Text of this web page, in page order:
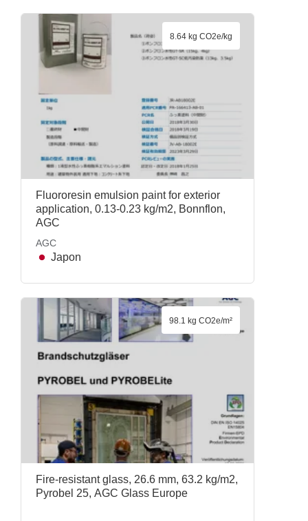
Fluororesin emulsion paint for exterior
application, 0.13-0.23 kg/m2, Bonnflon,
AGC
AGC
Japon
8.64 kg CO2e/kg
Fire-resistant glass, 26.6 mm, 63.2 kg/m2,
Pyrobel 25, AGC Glass Europe
98.1 kg CO2e/m²